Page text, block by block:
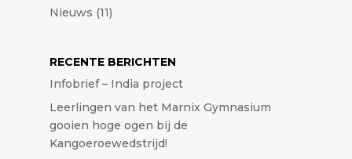
Nieuws (11)
RECENTE BERICHTEN
Infobrief – India project
Leerlingen van het Marnix Gymnasium
gooien hoge ogen bij de
Kangoeroewedstrijd!